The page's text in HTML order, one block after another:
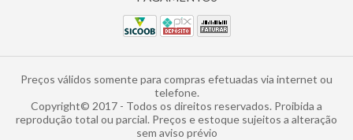
Preços válidos somente para compras efetuadas via internet ou
telefone.
Copyright© 2017 - Todos os direitos reservados. Proibida a
reprodução total ou parcial. Preços e estoque sujeitos a alteração
sem aviso prévio